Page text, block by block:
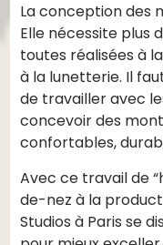
La conception des
Elle nécessite plus
toutes réalisées à
à la lunetterie. Il
de travailler avec
concevoir des
confortables,
Avec ce travail de
de-nez à la
Studios à Paris se